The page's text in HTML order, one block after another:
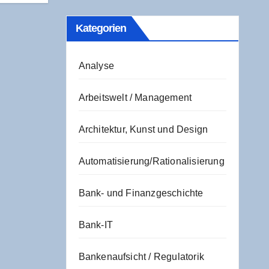
Kate­go­rien
Analyse
Arbeitswelt / Management
Architektur, Kunst und Design
Automatisierung/Rationalisierung
Bank- und Finanzgeschichte
Bank-IT
Bankenaufsicht / Regulatorik